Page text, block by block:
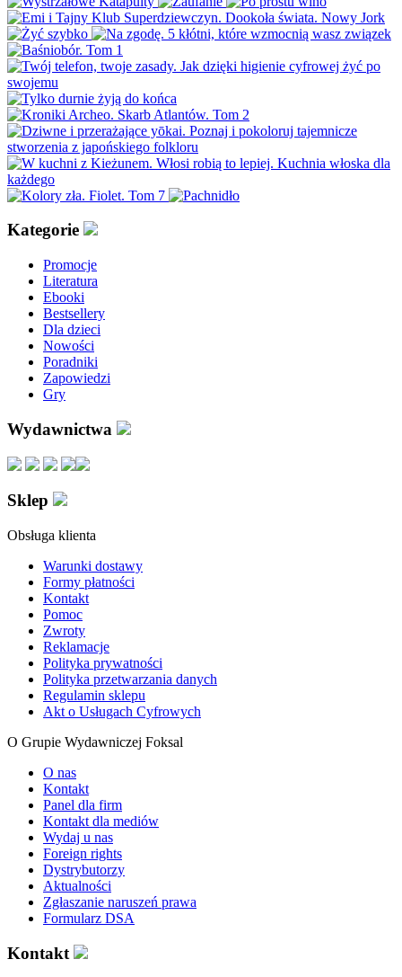
Kategorie
Promocje
Literatura
Ebooki
Bestsellery
Dla dzieci
Nowości
Poradniki
Zapowiedzi
Gry
Wydawnictwa
Sklep
Obsługa klienta
Warunki dostawy
Formy płatności
Kontakt
Pomoc
Zwroty
Reklamacje
Polityka prywatności
Polityka przetwarzania danych
Regulamin sklepu
Akt o Usługach Cyfrowych
O Grupie Wydawniczej Foksal
O nas
Kontakt
Panel dla firm
Kontakt dla mediów
Wydaj u nas
Foreign rights
Dystrybutorzy
Aktualności
Zgłaszanie naruszeń prawa
Formularz DSA
Kontakt